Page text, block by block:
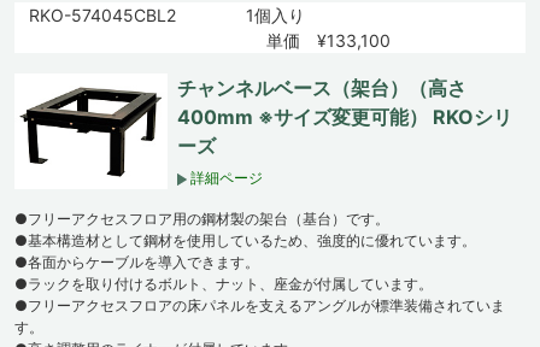
RKO-574045CBL2
1個入り
単価 ¥133,100
チャンネルベース（架台）（高さ
400mm ※サイズ変更可能） RKOシリ
ーズ
詳細ページ
●フリーアクセスフロア用の鋼材製の架台（基台）です。
●基本構造材として鋼材を使用しているため、強度的に優れています。
●各面からケーブルを導入できます。
●ラックを取り付けるボルト、ナット、座金が付属しています。
●フリーアクセスフロアの床パネルを支えるアングルが標準装備されていま
す。